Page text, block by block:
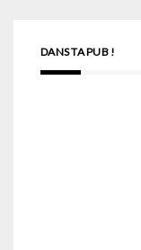
DANS TA PUB !